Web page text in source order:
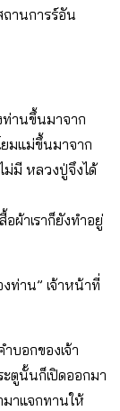
านการร์อัน
ท่านขึ้นมาจาก
มแม่ขึ้นมาจาก
ม่มี หลวงปู่จึงได้
อผ้าเราก็ยังทำอยู่
ท่าน” เจ้าหน้าที่
บอกของเจ้า
ตูนั้นก็เปิดออกมา
มาแจกทานให้